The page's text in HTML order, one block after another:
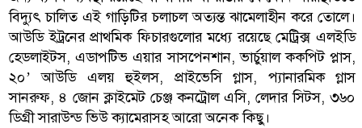
বিদ্যুৎ চালিত এই গাড়িটির চলাচল অত্যন্ত ঝামেলাহীন করে তোলে।
আউডি ইট্রনের প্রাথমিক ফিচারগুলোর মধ্যে রয়েছে মেট্রিক্স এলইডি
হেডলাইটস, এডাপটিভ এয়ার সাসপেনশান, ভার্চুয়াল ককপিট প্লাস,
২০’ আউডি এলয় হুইলস, প্রাইভেসি গ্লাস, প্যানারমিক গ্লাস
সানরুফ, ৪ জোন ক্লাইমেট চেঞ্জ কনট্রোল এসি, লেদার সিটস, ৩৬০
ডিগ্রী সারাউন্ড ভিউ ক্যামেরাসহ আরো অনেক কিছু।